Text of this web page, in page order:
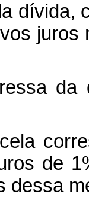
dívida,
juros
de
dessa